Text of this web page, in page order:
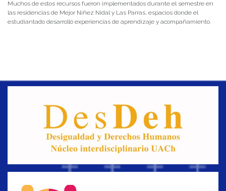
Muchos de estos recursos fueron implementados durante el semestre en
las residencias de Mejor Niñez Nidal y Las Parras, espacios donde el
estudiantado desarrolló experiencias de aprendizaje y acompañamiento.